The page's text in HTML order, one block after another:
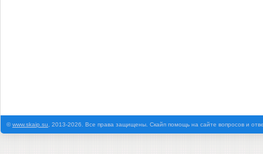
©www.skaip.su , 2013-2026. Все права защищены. Скайп помощь на сайте вопросов и